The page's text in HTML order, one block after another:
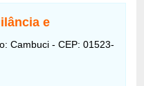
e
Cambuci - CEP: 01523-